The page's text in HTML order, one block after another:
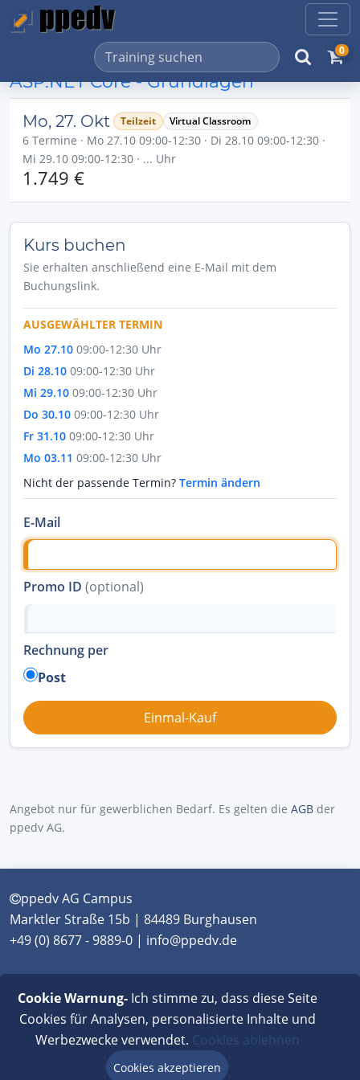
0
ASP.NET Core - Grundlagen
Mo, 27. Okt Teilzeit Virtual Classroom
6 Termine · Mo 27.10 09:00-12:30 · Di 28.10 09:00-12:30 ·
Mi 29.10 09:00-12:30 · ... Uhr
1.749 €
Kurs buchen
Sie erhalten anschließend eine E-Mail mit dem
Buchungslink.
AUSGEWÄHLTER TERMIN
Mo 27.10 09:00-12:30 Uhr
Di 28.10 09:00-12:30 Uhr
Mi 29.10 09:00-12:30 Uhr
Do 30.10 09:00-12:30 Uhr
Fr 31.10 09:00-12:30 Uhr
Mo 03.11 09:00-12:30 Uhr
Nicht der passende Termin? Termin ändern
E-Mail
Promo ID (optional)
Rechnung per
Post
Angebot nur für gewerblichen Bedarf. Es gelten die AGB der
ppedv AG.
ppedv AG Campus
Marktler Straße 15b | 84489 Burghausen
+49 (0) 8677 - 9889-0 | info@ppedv.de
Classroom
|Impressum|Datenschutz|FAQ
Cookie Warnung-Ich stimme zu, dass diese Seite
Cookies für Analysen, personalisierte Inhalte und
Werbezwecke verwendet. Cookies ablehnen
Cookies akzeptieren